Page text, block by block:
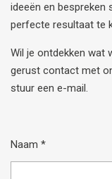
ideeën en bespreken
perfecte resultaat te
Wil je ontdekken wat
gerust contact met
stuur een e-mail.
Naam *